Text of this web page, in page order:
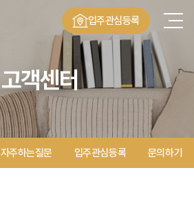
입주관심등록
고객센터
자주하는질문 입주관심등록 문의하기